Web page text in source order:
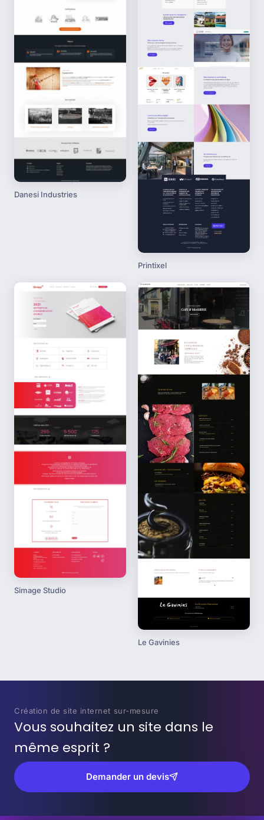
Danesi Industries
Printixel
Simage Studio
Le Gavinies
Création de site internet sur-mesure
Vous souhaitez un site dans le
même esprit ?
Demander un devis